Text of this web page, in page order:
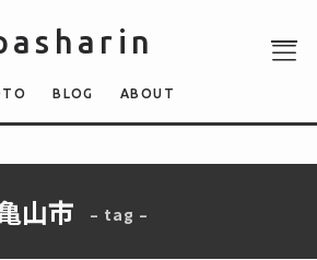
BLOG ABOUT
山市 – tag –